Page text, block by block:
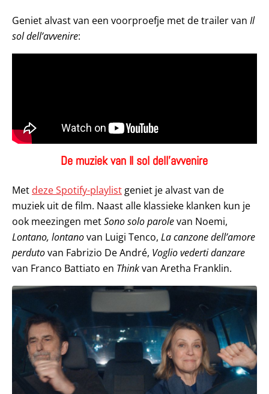
Geniet alvast van een voorproefje met de trailer van Il
sol dell’avvenire:
De muziek van Il sol dell’avvenire
Met deze Spotify-playlist geniet je alvast van de
muziek uit de film. Naast alle klassieke klanken kun je
ook meezingen metSono solo parolevan Noemi,
Lontano, lontanovan Luigi Tenco, La canzone dell’amore
perdutovan Fabrizio De André, Voglio vederti danzare
van Franco Battiato en Thinkvan Aretha Franklin.